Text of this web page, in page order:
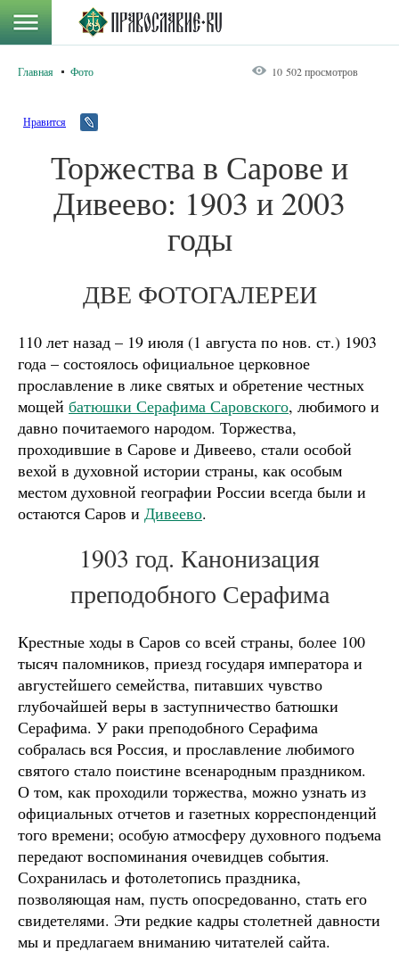
Главная Фото 10 502 просмотров
Нравится
Торжества в Сарове и
Дивеево: 1903 и 2003
годы
ДВЕ ФОТОГАЛЕРЕИ
110 лет назад – 19 июля (1 августа по нов. ст.) 1903
года – состоялось официальное церковное
прославление в лике святых и обретение честных
мощей батюшки Серафима Саровского, любимого и
давно почитаемого народом. Торжества,
проходившие в Сарове и Дивеево, стали особой
вехой в духовной истории страны, как особым
местом духовной географии России всегда были и
остаются Саров и Дивеево.
1903 год. Канонизация
преподобного Серафима
Крестные ходы в Саров со всей страны, более 100
тысяч паломников, приезд государя императора и
августейшего семейства, питавших чувство
глубочайшей веры в заступничество батюшки
Серафима. У раки преподобного Серафима
собралась вся Россия, и прославление любимого
святого стало поистине всенародным праздником.
О том, как проходили торжества, можно узнать из
официальных отчетов и газетных корреспонденций
того времени; особую атмосферу духовного подъема
передают воспоминания очевидцев события.
Сохранилась и фотолетопись праздника,
позволяющая нам, пусть опосредованно, стать его
свидетелями. Эти редкие кадры столетней давности
мы и предлагаем вниманию читателей сайта.